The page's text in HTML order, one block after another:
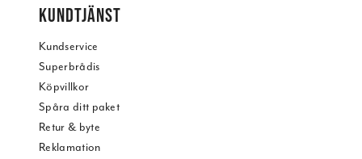
KUNDTJÄNST
Kundservice
Superbrådis
Köpvillkor
Spåra ditt paket
Retur & byte
Reklamation